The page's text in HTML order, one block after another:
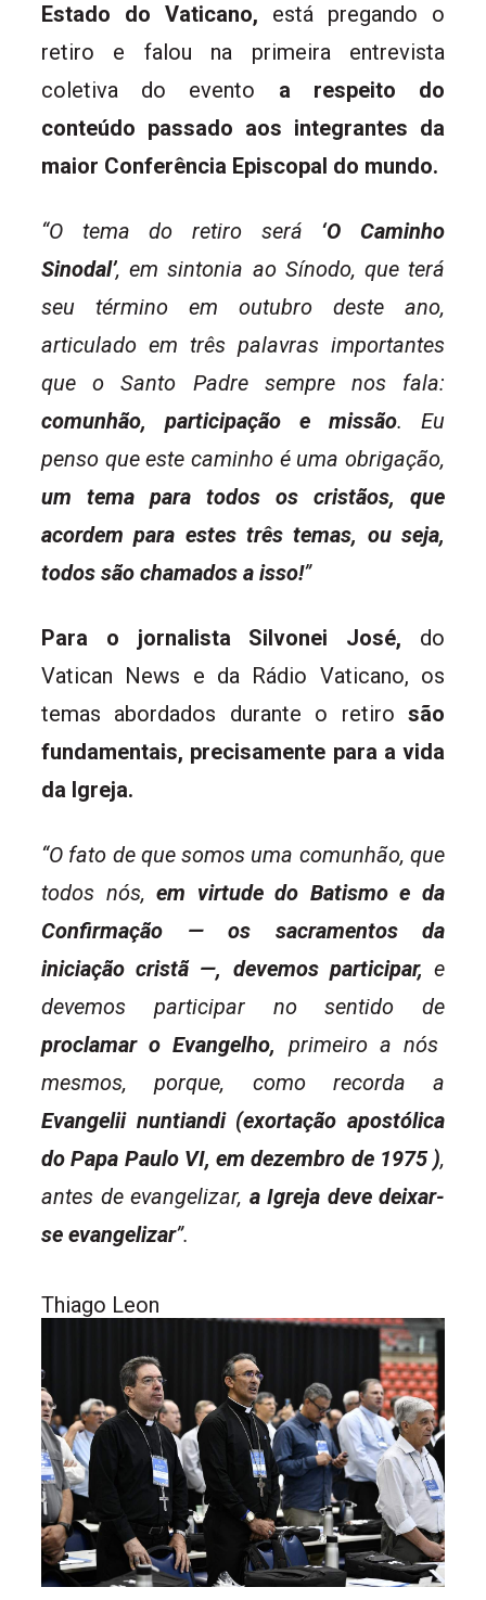
Estado do Vaticano, está pregando o
retiro e falou na primeira entrevista
coletiva do evento a respeito do
conteúdo passado aos integrantes da
maior Conferência Episcopal do mundo.
“O tema do retiro será ‘O Caminho
Sinodal’, em sintonia ao Sínodo, que terá
seu término em outubro deste ano,
articulado em três palavras importantes
que o Santo Padre sempre nos fala:
comunhão, participação e missão. Eu
penso que este caminho é uma obrigação,
um tema para todos os cristãos, que
acordem para estes três temas, ou seja,
todos são chamados a isso!”
Para o jornalista Silvonei José, do
Vatican News e da Rádio Vaticano, os
temas abordados durante o retiro são
fundamentais, precisamente para a vida
da Igreja.
“O fato de que somos uma comunhão, que
todos nós, em virtude do Batismo e da
Confirmação — os sacramentos da
iniciação cristã —, devemos participar, e
devemos participar no sentido de
proclamar o Evangelho, primeiro a nós
mesmos, porque, como recorda a
Evangelii nuntiandi (exortação apostólica
do Papa Paulo VI, em dezembro de 1975 ),
antes de evangelizar, a Igreja deve deixar-
se evangelizar”.
Thiago Leon